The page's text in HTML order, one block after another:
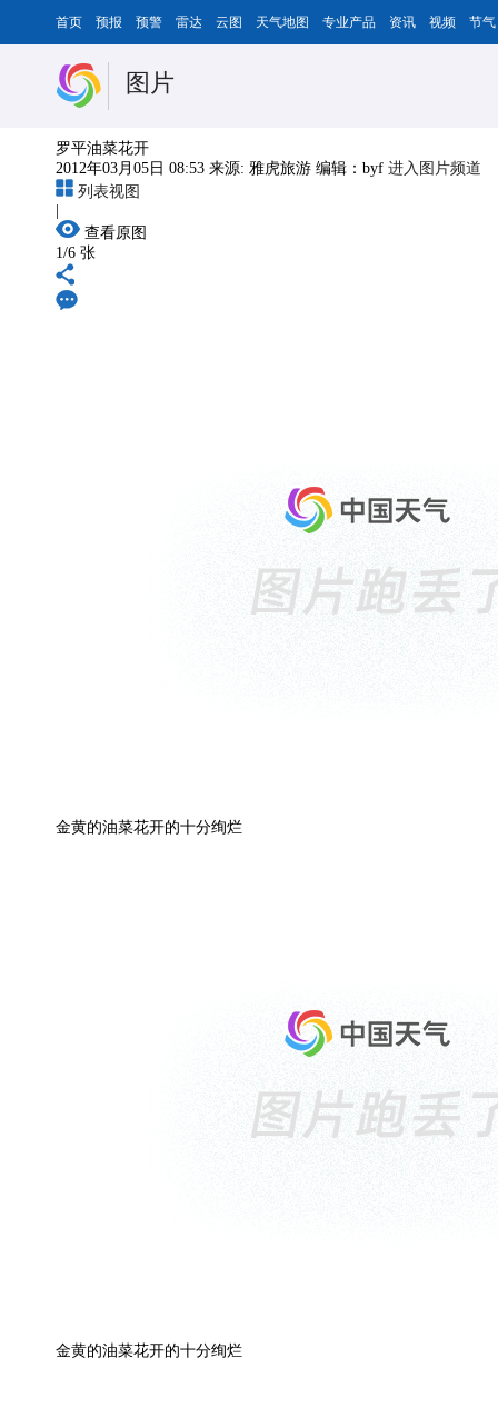
首页 预报 预警 雷达 云图 天气地图 专业产品 资讯 视频 节气
图片
罗平油菜花开
2012年03月05日 08:53 来源: 雅虎旅游 编辑：byf 进入图片频道
列表视图
查看原图
1/6 张
金黄的油菜花开的十分绚烂
金黄的油菜花开的十分绚烂